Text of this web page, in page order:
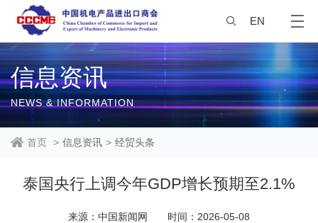
EN
信息资讯
NEWS & INFORMATION
首页 > 信息资讯 > 经贸头条
泰国央行上调今年GDP增长预期至2.1%
来源：中国新闻网 时间：2026-05-08